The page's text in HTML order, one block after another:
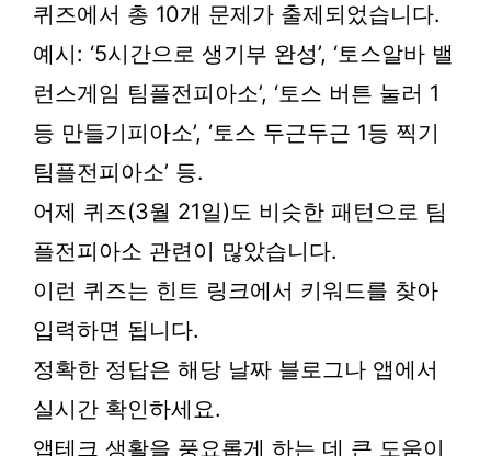
퀴즈에서 총 10개 문제가 출제되었습니다.
예시: ‘5시간으로 생기부 완성’, ‘토스알바 밸
런스게임 팀플전피아소’, ‘토스 버튼 눌러 1
등 만들기피아소’, ‘토스 두근두근 1등 찍기
팀플전피아소’ 등.
어제 퀴즈(3월 21일)도 비슷한 패턴으로 팀
플전피아소 관련이 많았습니다.
이런 퀴즈는 힌트 링크에서 키워드를 찾아
입력하면 됩니다.
정확한 정답은 해당 날짜 블로그나 앱에서
실시간 확인하세요.
앱테크 생활을 풍요롭게 하는 데 큰 도움이